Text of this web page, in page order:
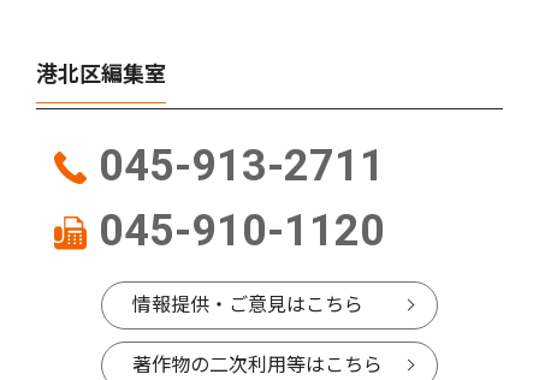
港北区編集室
045-913-2711
045-910-1120
情報提供・ご意見はこちら
著作物の二次利用等はこちら